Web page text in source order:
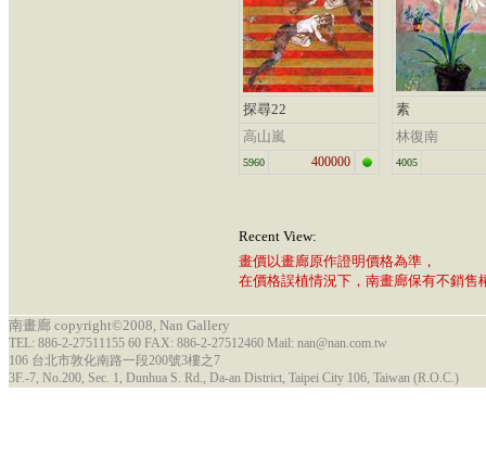
探尋22
高山嵐
5960 400000
素
林復南
4005
Recent View:
畫價以畫廊原作證明價格為準，
在價格誤植情況下，南畫廊保有不銷售
南畫廊 copyright©2008, Nan Gallery
TEL: 886-2-27511155 60 FAX: 886-2-27512460 Mail: nan@nan.com.tw
106 台北市敦化南路一段200號3樓之7
3F.-7, No.200, Sec. 1, Dunhua S. Rd., Da-an District, Taipei City 106, Taiwan (R.O.C.)